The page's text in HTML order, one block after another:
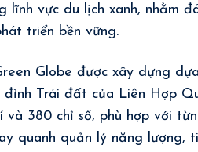
lĩnh vực du lịch xanh, nhằm
triển bền vững.
Globe được xây dựng
Trái đất của Liên Hợp
và 380 chỉ số, phù hợp với
quanh quản lý năng lượng,